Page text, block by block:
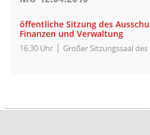
öffentliche Sitzung des
Finanzen und Verwaltung
16:30 Uhr Großer Sitzungssaal des